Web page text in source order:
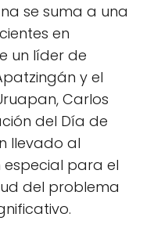
se suma a una
en
un líder de
y el
Carlos
del Día de
llevado al
para el
del problema